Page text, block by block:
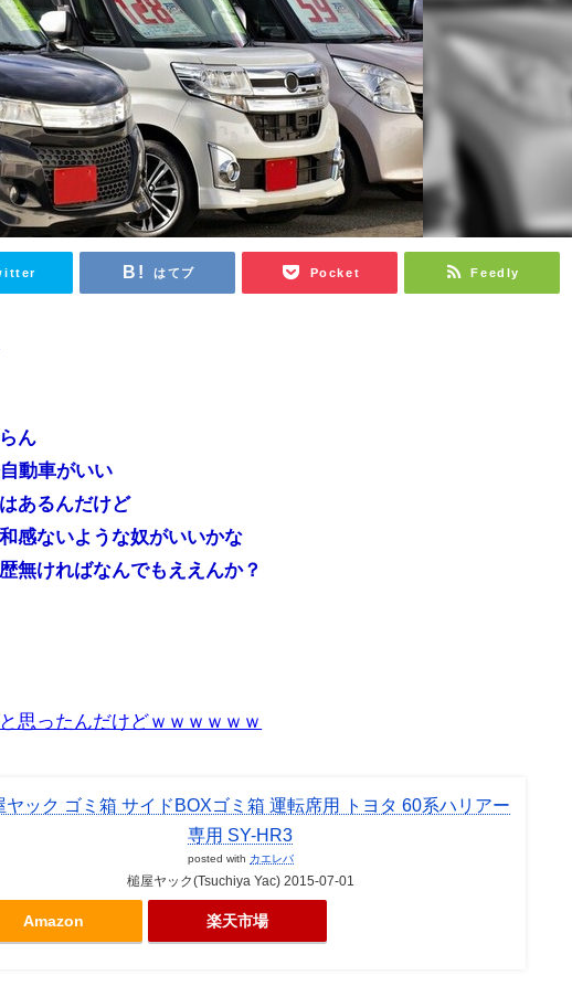
はてブ Pocket Feedly
ん
動車がいい
あるんだけど
感ないような奴がいいかな
無ければなんでもええんか？
思ったんだけどｗｗｗｗｗｗ
ヤック ゴミ箱 サイドBOXゴミ箱 運転席用 トヨタ 60系ハリアー
専用 SY-HR3
posted with カエレバ
槌屋ヤック(Tsuchiya Yac) 2015-07-01
Amazon 楽天市場